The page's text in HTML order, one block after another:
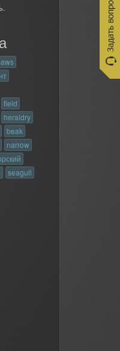
field
heraldry
beak
narrow
seagull